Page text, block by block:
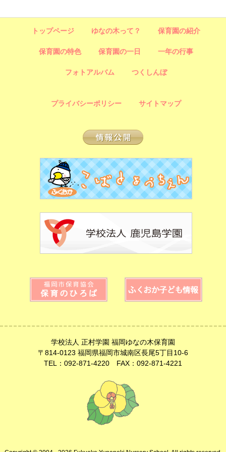
トップページ ゆなの木って？ 保育園の紹介
保育園の特色 保育園の一日 一年の行事
フォトアルバム つくしんぼ
プライバシーポリシー サイトマップ
学校法人 正村学園 福岡ゆなの木保育園
〒814-0123 福岡県福岡市城南区長尾5丁目10-6
TEL：092-871-4220 FAX：092-871-4221